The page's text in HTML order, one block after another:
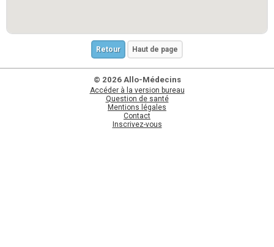
Retour Haut de page
© 2026 Allo-Médecins
Accéder à la version bureau
Question de santé
Mentions légales
Contact
Inscrivez-vous